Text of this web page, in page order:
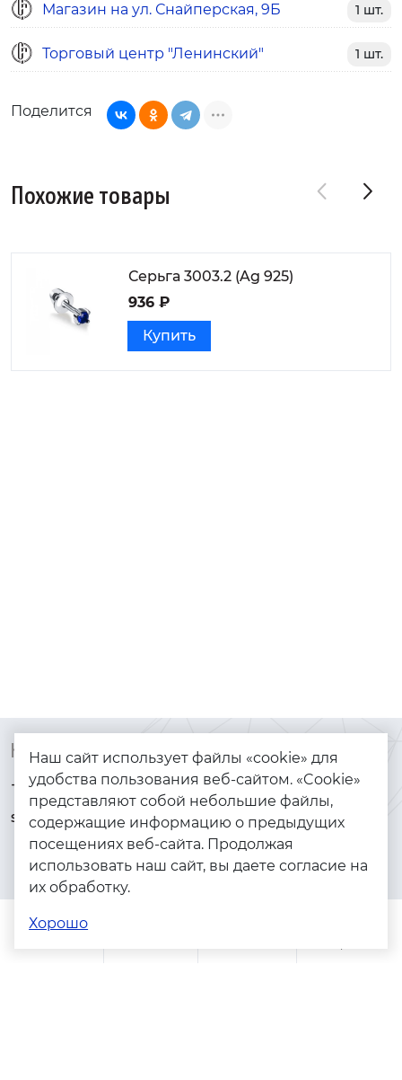
Магазин на ул. Снайперская, 9Б 1 шт.
Торговый центр "Ленинский" 1 шт.
Поделится
Похожие товары
Серьга 3003.2 (Ag 925)
936 ₽
Купить
Контакты
+7 (925) 144-64-73
serebryanyye.grani@mail.ru
Каталог
Браслеты
Золото
Серебро
Помощь
Наш сайт использует файлы «cookie» для
удобства пользования веб-сайтом. «Cookie»
представляют собой небольшие файлы,
содержащие информацию о предыдущих
посещениях веб-сайта. Продолжая
использовать наш сайт, вы даете согласие на
их обработку.
Хорошо